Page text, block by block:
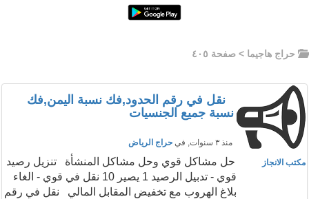
حراج هاجيما > صفحة ٤٠٥
نقل في رقم الحدود,فك نسبة اليمن,فك
نسبة جميع الجنسيات
منذ ٣ سنوات , في حراج الرياض
مكتب الانجاز
حل مشاكل قوي وحل مشاكل المنشأة تنزيل رصيد
قوي - تدبيل الرصيد 1 يصير 10 نقل في قوي - الغاء
بلاغ الهروب مع تخفيض المقابل المالي نقل في رقم